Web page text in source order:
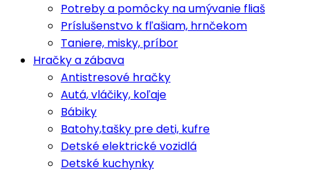
Potreby a pomôcky na umývanie fliaš
Príslušenstvo k fľašiam, hrnčekom
Taniere, misky, príbor
Hračky a zábava
Antistresové hračky
Autá, vláčiky, koľaje
Bábiky
Batohy,tašky pre deti, kufre
Detské elektrické vozidlá
Detské kuchynky